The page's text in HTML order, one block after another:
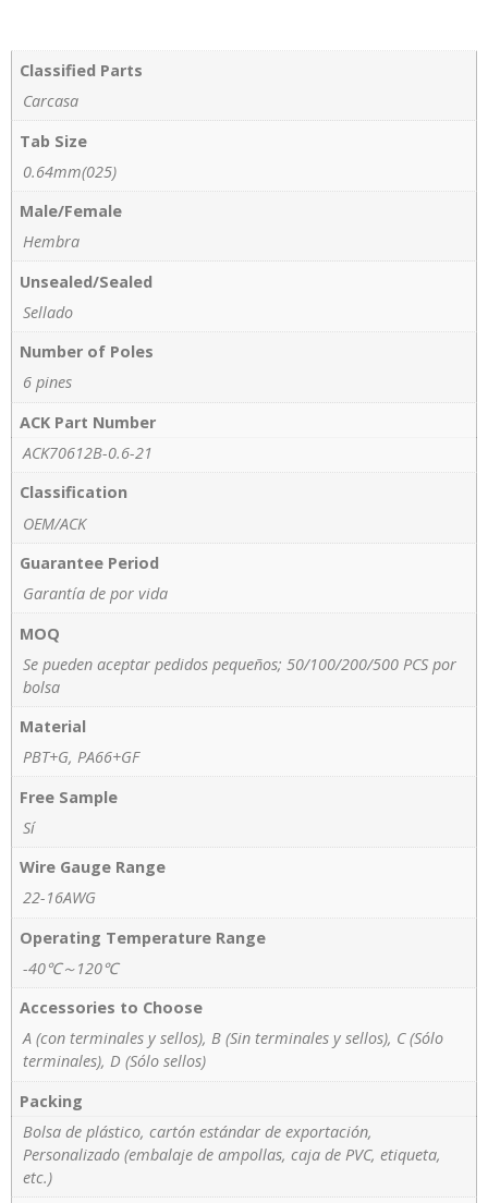
Classified Parts
Carcasa
Tab Size
0.64mm(025)
Male/Female
Hembra
Unsealed/Sealed
Sellado
Number of Poles
6 pines
ACK Part Number
ACK70612B-0.6-21
Classification
OEM/ACK
Guarantee Period
Garantía de por vida
MOQ
Se pueden aceptar pedidos pequeños; 50/100/200/500 PCS por
bolsa
Material
PBT+G, PA66+GF
Free Sample
Sí
Wire Gauge Range
22-16AWG
Operating Temperature Range
-40℃～120℃
Accessories to Choose
A (con terminales y sellos), B (Sin terminales y sellos), C (Sólo
terminales), D (Sólo sellos)
Packing
Bolsa de plástico, cartón estándar de exportación,
Personalizado (embalaje de ampollas, caja de PVC, etiqueta,
etc.)